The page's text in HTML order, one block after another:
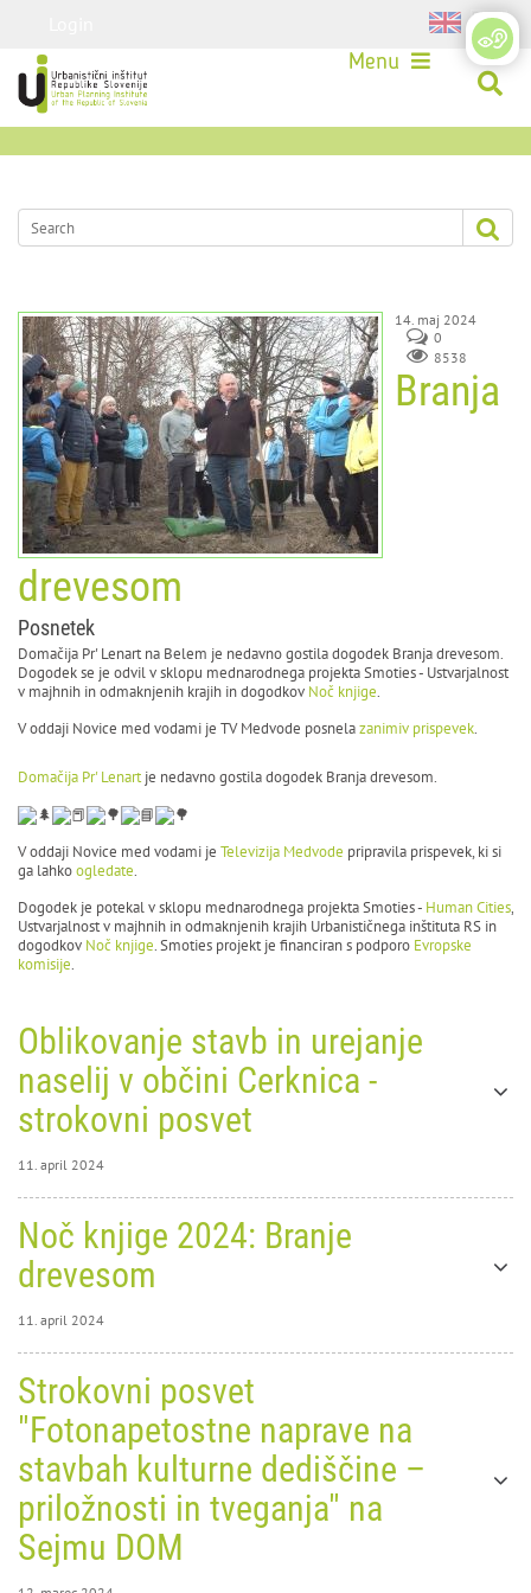
Menu
14. maj 2024
0
8538
Branja
drevesom
Posnetek
Domačija Pr' Lenart na Belem je nedavno gostila dogodek Branja drevesom.
Dogodek se je odvil v sklopu mednarodnega projekta Smoties - Ustvarjalnost
v majhnih in odmaknjenih krajih in dogodkov Noč knjige.
V oddaji Novice med vodami je TV Medvode posnelazanimiv prispevek.
Domačija Pr' Lenartje nedavno gostila dogodek Branja drevesom.
V oddaji Novice med vodami je Televizija Medvode pripravila prispevek, ki si
ga lahkoogledate.
Dogodek je potekal v sklopu mednarodnega projekta Smoties - Human Cities,
Ustvarjalnost v majhnih in odmaknjenih krajih Urbanističnega inštituta RS in
dogodkov Noč knjige. Smoties projekt je financiran s podporo Evropske
komisije.
Oblikovanje stavb in urejanje
naselij v občini Cerknica -
strokovni posvet
11. april 2024
Oblikovanje stavb in urejanje
naselij v občini Cerknica -
strokovni posvet
Noč knjige 2024: Branje
drevesom
11. april 2024
Noč
knjige
Strokovni posvet
"Fotonapetostne naprave na
stavbah kulturne dediščine –
priložnosti in tveganja" na
Sejmu DOM